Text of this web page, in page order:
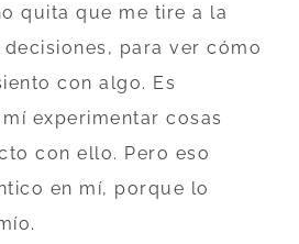
quita que me tire a la
para ver cómo
con algo. Es
experimentar cosas
con ello. Pero eso
en mí, porque lo